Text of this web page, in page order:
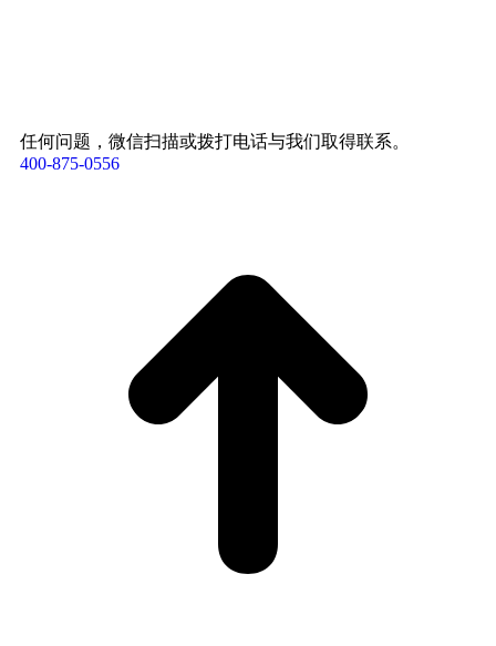
任何问题，微信扫描或拨打电话与我们取得联系。
400-875-0556​